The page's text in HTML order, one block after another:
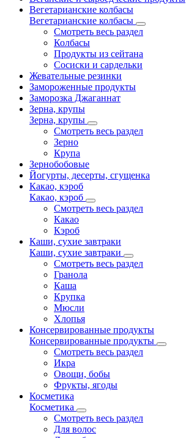
Вегетарианские колбасы
Вегетарианские колбасы
Смотреть весь раздел
Колбасы
Продукты из сейтана
Сосиски и сардельки
Жевательные резинки
Замороженные продукты
Заморозка Джаганнат
Зерна, крупы
Зерна, крупы
Смотреть весь раздел
Зерно
Крупа
Зернобобовые
Йогурты, десерты, сгущенка
Какао, кэроб
Какао, кэроб
Смотреть весь раздел
Какао
Кэроб
Каши, сухие завтраки
Каши, сухие завтраки
Смотреть весь раздел
Гранола
Каша
Крупка
Мюсли
Хлопья
Консервированные продукты
Консервированные продукты
Смотреть весь раздел
Икра
Овощи, бобы
Фрукты, ягоды
Косметика
Косметика
Смотреть весь раздел
Для волос